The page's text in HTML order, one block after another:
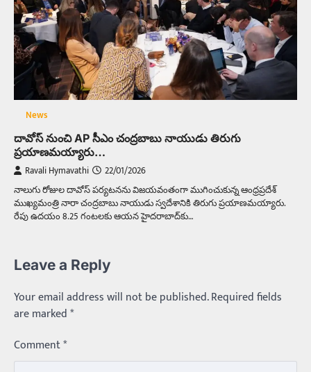
News
దావోస్ నుంచి AP సీఎం చంద్రబాబు నాయుడు తిరుగు
ప్రయాణమయ్యారు…
Ravali Hymavathi 22/01/2026
నాలుగు రోజుల దావోస్ పర్యటనను విజయవంతంగా ముగించుకున్న ఆంధ్రప్రదేశ్
ముఖ్యమంత్రి నారా చంద్రబాబు నాయుడు స్వదేశానికి తిరుగు ప్రయాణమయ్యారు.
రేపు ఉదయం 8.25 గంటలకు ఆయన హైదరాబాద్‌కు…
Leave a Reply
Your email address will not be published.Required fields
are marked*
Comment*